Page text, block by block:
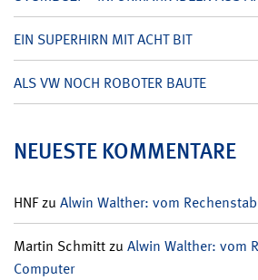
EIN SUPERHIRN MIT ACHT BIT
ALS VW NOCH ROBOTER BAUTE
NEUESTE KOMMENTARE
HNFzu Alwin Walther: vom
Martin Schmittzu Alwin Walther: vom
Computer